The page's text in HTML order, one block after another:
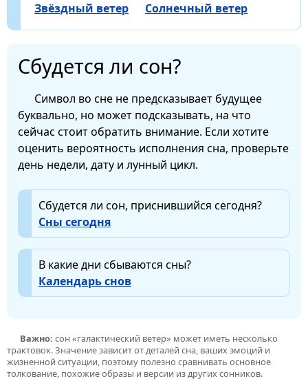
Звёздный ветер
Солнечный ветер
Сбудется ли сон?
Символ во сне не предсказывает будущее
буквально, но может подсказывать, на что
сейчас стоит обратить внимание. Если хотите
оценить вероятность исполнения сна, проверьте
день недели, дату и лунный цикл.
Сбудется ли сон, приснившийся сегодня?
Сны сегодня
В какие дни сбываются сны?
Календарь снов
Важно: сон «галактический ветер» может иметь несколько
трактовок. Значение зависит от деталей сна, ваших эмоций и
жизненной ситуации, поэтому полезно сравнивать основное
толкование, похожие образы и версии из других сонников.